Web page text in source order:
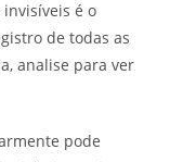
é o
de todas as
analise para ver
pode